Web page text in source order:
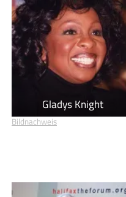
Gladys Knight
Bildnachweis